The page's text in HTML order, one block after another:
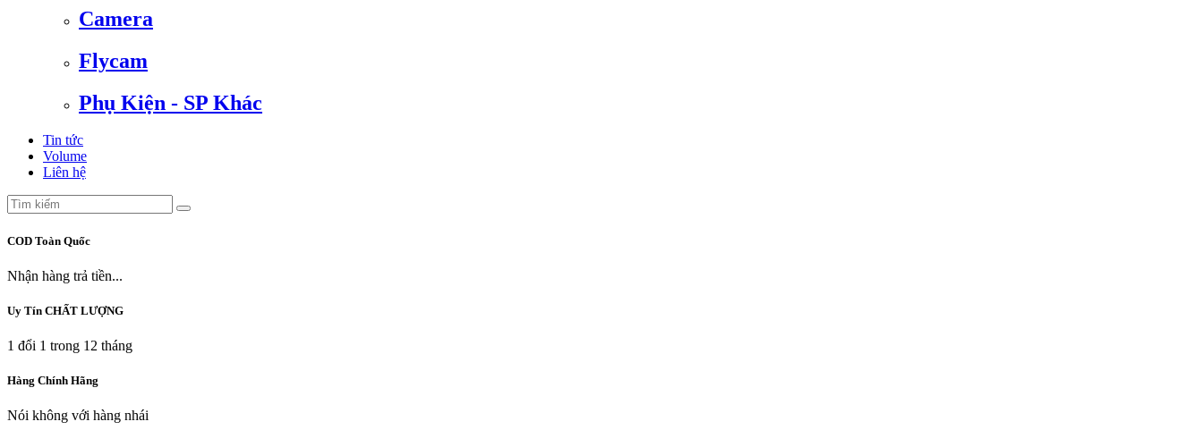
Camera
Flycam
Phụ Kiện - SP Khác
Tin tức
Volume
Liên hệ
COD Toàn Quốc
Nhận hàng trả tiền...
Uy Tín CHẤT LƯỢNG
1 đổi 1 trong 12 tháng
Hàng Chính Hãng
Nói không với hàng nhái